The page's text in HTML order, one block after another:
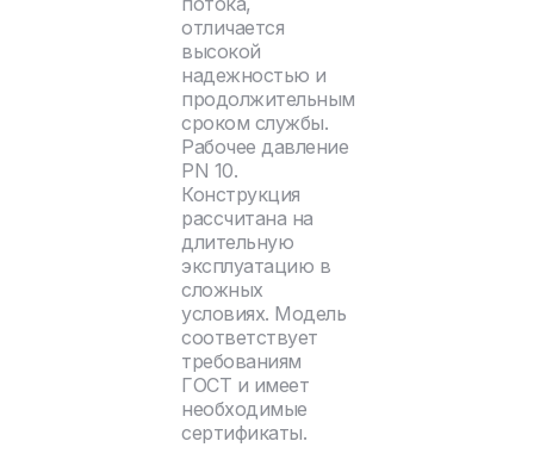
отличается
высокой
надежностью и
продолжительным
сроком службы.
Рабочее давление
PN 10.
Конструкция
рассчитана на
длительную
эксплуатацию в
сложных
условиях. Модель
соответствует
требованиям
ГОСТ и имеет
необходимые
сертификаты.